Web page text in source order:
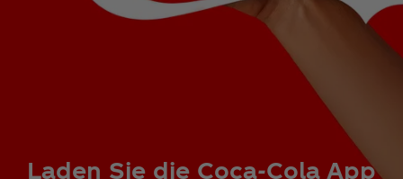
Laden Sie die Coca‑Cola App